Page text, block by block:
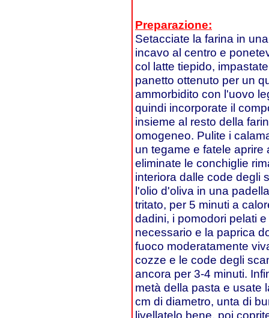
Preparazione:
Setacciate la farina in
incavo al centro e
col latte tiepido,
panetto ottenuto per un
ammorbidito con l'uovo
quindi incorporate il
insieme al resto della
omogeneo. Pulite i
un tegame e fatele
eliminate le conchiglie
interiora dalle code degli
l'olio d'oliva in una
tritato, per 5 minuti a
dadini, i pomodori pelati
necessario e la paprica
fuoco moderatamente
cozze e le code degli
ancora per 3-4 minuti.
metà della pasta e usate
cm di diametro, unta di
livellatelo bene, poi